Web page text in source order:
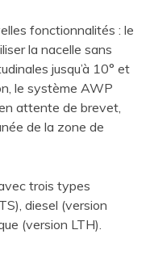
fonctionnalités : le
la nacelle sans
jusqu’à 10° et
le système AWP
attente de brevet,
de la zone de
trois types
diesel (version
(version LTH).